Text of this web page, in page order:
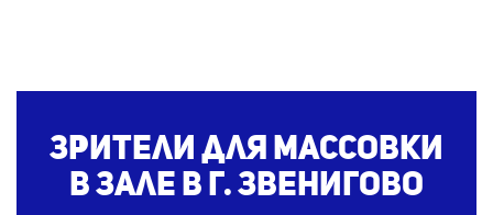
Зрители для массовки
в зале в г. Звенигово